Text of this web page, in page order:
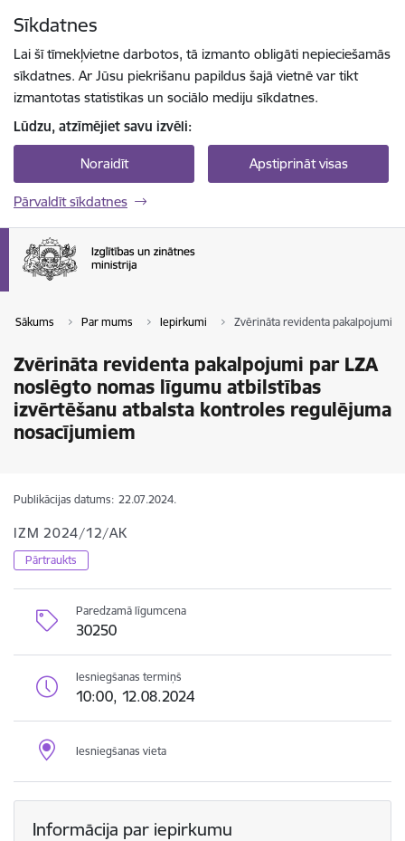
Sīkdatnes
Lai šī tīmekļvietne darbotos, tā izmanto obligāti nepieciešamās
sīkdatnes. Ar Jūsu piekrišanu papildus šajā vietnē var tikt
izmantotas statistikas un sociālo mediju sīkdatnes.
Lūdzu, atzīmējiet savu izvēli:
Noraidīt Apstiprināt visas
Pārvaldīt sīkdatnes
Sākums Par mums Iepirkumi Zvērināta revidenta pakalpojumi
Zvērināta revidenta pakalpojumi par LZA
noslēgto nomas līgumu atbilstības
izvērtēšanu atbalsta kontroles regulējuma
nosacījumiem
Publikācijas datums: 22.07.2024.
IZM 2024/12/AK
Pārtraukts
Paredzamā līgumcena
30250
Iesniegšanas termiņš
10:00, 12.08.2024
Iesniegšanas vieta
Informācija par iepirkumu